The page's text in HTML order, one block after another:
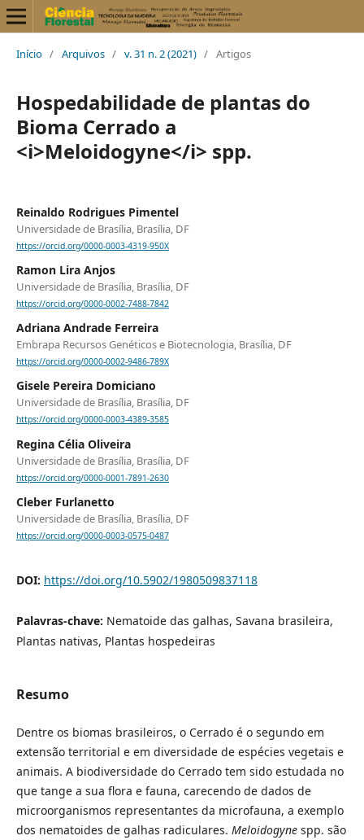
Início / Arquivos / v. 31 n. 2 (2021) / Artigos
Hospedabilidade de plantas do
Bioma Cerrado a
<i>Meloidogyne</i> spp.
Reinaldo Rodrigues Pimentel
Universidade de Brasília, Brasília, DF
https://orcid.org/0000-0003-4319-950X
Ramon Lira Anjos
Universidade de Brasília, Brasília, DF
https://orcid.org/0000-0002-7488-7842
Adriana Andrade Ferreira
Embrapa Recursos Genéticos e Biotecnologia, Brasília, DF
https://orcid.org/0000-0002-9486-789X
Gisele Pereira Domiciano
Universidade de Brasília, Brasília, DF
https://orcid.org/0000-0003-4389-3585
Regina Célia Oliveira
Universidade de Brasília, Brasília, DF
https://orcid.org/0000-0001-7891-2630
Cleber Furlanetto
Universidade de Brasília, Brasília, DF
https://orcid.org/0000-0003-0575-0487
DOI: https://doi.org/10.5902/1980509837118
Palavras-chave: Nematoide das galhas, Savana brasileira,
Plantas nativas, Plantas hospedeiras
Resumo
Dentre os biomas brasileiros, o Cerrado é o segundo em
extensão territorial e em diversidade de espécies vegetais e
animais. A biodiversidade do Cerrado tem sido estudada no
que tange a sua flora e fauna, carecendo de dados de
microorganismos representantes da microfauna, a exemplo
dos nematoides de galhas radiculares. Meloidogynespp. são